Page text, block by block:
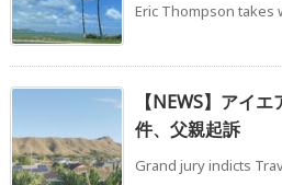
Eric Thompson takes
【NEWS】アイ
件、父親起訴
Grand jury indicts